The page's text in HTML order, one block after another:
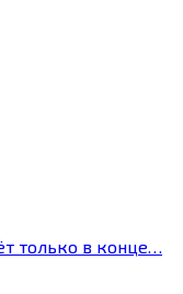
только в конце…